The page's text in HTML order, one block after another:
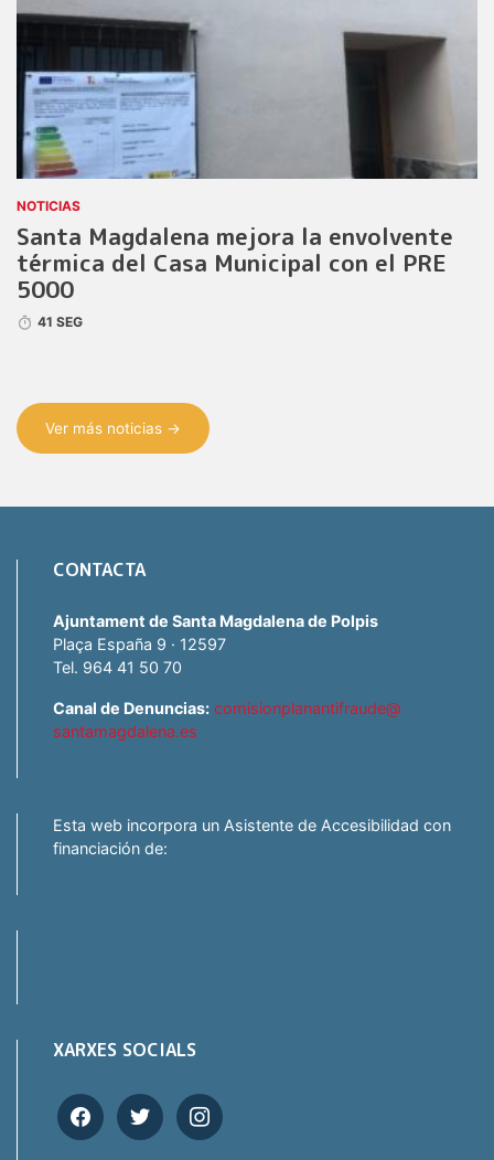
NOTICIAS
Santa Magdalena mejora la envolvente
térmica del Casa Municipal con el PRE
5000
41 SEG
Ver más noticias →
CONTACTA
Ajuntament de Santa Magdalena de Polpis
Plaça España 9 · 12597
Tel. 964 41 50 70
Canal de Denuncias: comisionplanantifraude@
santamagdalena.es
Esta web incorpora un Asistente de Accesibilidad con
financiación de:
XARXES SOCIALS
facebooktwitter instagram